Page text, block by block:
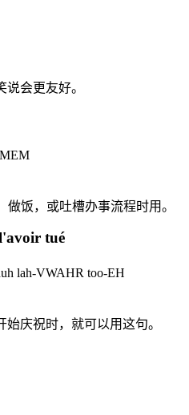
会更友好。
饭，或吐槽办事流程时用。
tué
lah-VWAHR too-EH
庆祝时，就可以用这句。